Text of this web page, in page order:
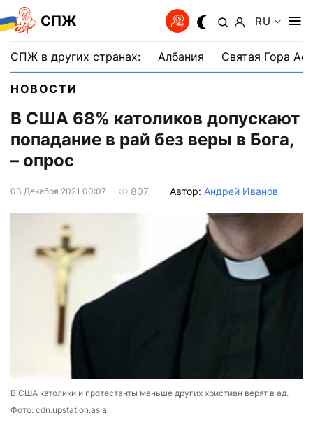
СПЖ RU
СПЖ в других странах: Албания Святая Гора
НОВОСТИ
В США 68% католиков допускают
попадание в рай без веры в Бога,
– опрос
03 Декабря 2021 00:07 807 Автор: Андрей Иванов
В США католики и протестанты меньше других христиан верят в ад.
Фото: cdn.upstation.asia